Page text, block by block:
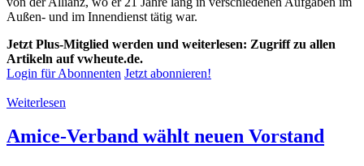
Außen- und im Innendienst tätig war.
Jetzt Plus-Mitglied werden und weiterlesen: Zugriff zu allen
Artikeln auf vwheute.de.
Login für Abonnenten Jetzt abonnieren!
Weiterlesen
Amice-Verband wählt neuen Vorstand